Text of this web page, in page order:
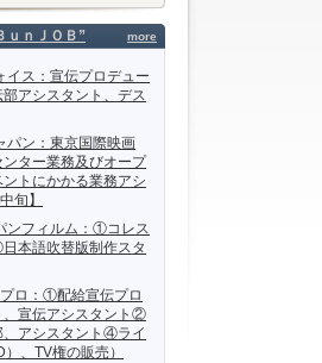
more
ｕｎＪＯＢ”
イス：宣伝プロデュー
アシスタント、デス
パン：東京国際映画
ター業務及びオープ
トにかかる業務アシ
旬】
ンフィルム：①コレス
本語吹替版制作スタ
ロ：①配給宣伝プロ
、宣伝アシスタント②
アシスタント④ライ
、TV権の販売）